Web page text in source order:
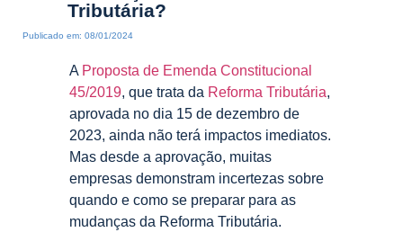
Tributária?
Publicado em: 08/01/2024
A Proposta de Emenda Constitucional
45/2019, que trata da Reforma Tributária,
aprovada no dia 15 de dezembro de
2023, ainda não terá impactos imediatos.
Mas desde a aprovação, muitas
empresas demonstram incertezas sobre
quando e como se preparar para as
mudanças da Reforma Tributária.